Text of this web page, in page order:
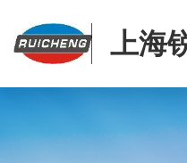
上海